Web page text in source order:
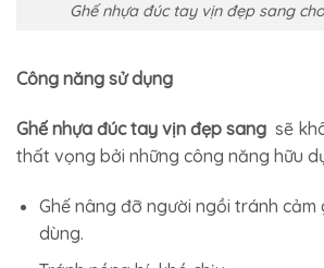
Ghế nhựa đúc tay vịn đẹp sang
Công năng sử dụng
Ghế nhựa đúc tay vịn đẹp sang sẽ
thất vọng bởi những công năng hữu
Ghế nâng đỡ người ngồi tránh cảm
dùng.